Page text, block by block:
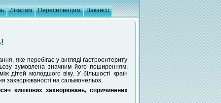
Лікарям Переселенцям Вакансії
яке перебігає у вигляді гастроентериту
зумовлена значним його поширенням,
дітей молодшого віку. У більшості країн
захворюваності на сальмонельоз.
кишкових захворювань, спричинених